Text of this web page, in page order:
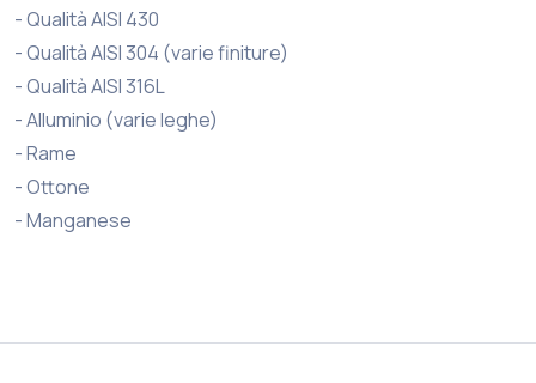
- Qualità AISI 430
- Qualità AISI 304 (varie finiture)
- Qualità AISI 316L
- Alluminio (varie leghe)
- Rame
- Ottone
- Manganese